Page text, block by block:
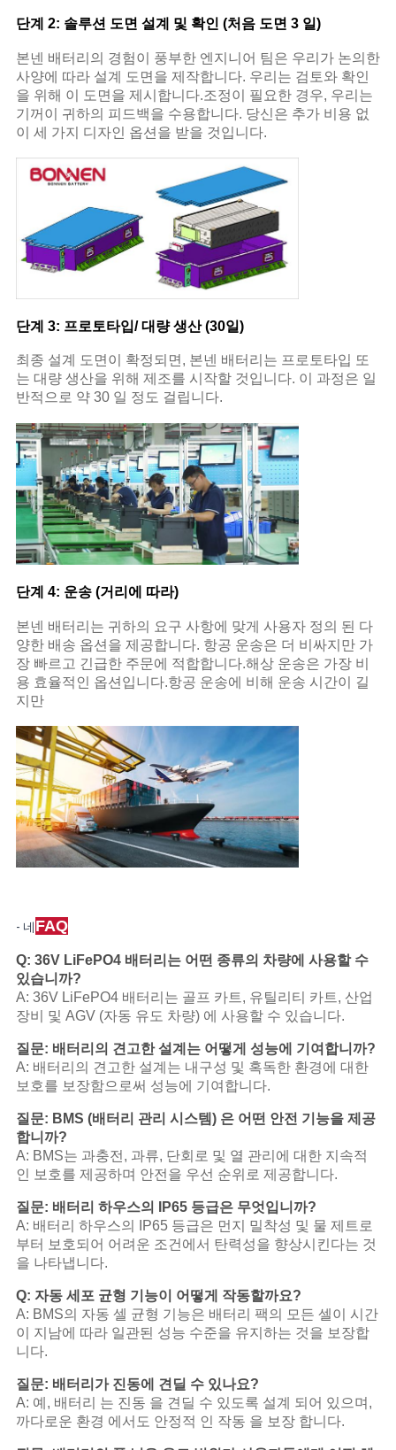
단계 2: 솔루션 도면 설계 및 확인 (처음 도면 3 일)
본넨 배터리의 경험이 풍부한 엔지니어 팀은 우리가 논의한
사양에 따라 설계 도면을 제작합니다. 우리는 검토와 확인
을 위해 이 도면을 제시합니다.조정이 필요한 경우, 우리는
기꺼이 귀하의 피드백을 수용합니다. 당신은 추가 비용 없
이 세 가지 디자인 옵션을 받을 것입니다.
단계 3: 프로토타입/ 대량 생산 (30일)
최종 설계 도면이 확정되면, 본넨 배터리는 프로토타입 또
는 대량 생산을 위해 제조를 시작할 것입니다. 이 과정은 일
반적으로 약 30 일 정도 걸립니다.
단계 4: 운송 (거리에 따라)
본넨 배터리는 귀하의 요구 사항에 맞게 사용자 정의 된 다
양한 배송 옵션을 제공합니다. 항공 운송은 더 비싸지만 가
장 빠르고 긴급한 주문에 적합합니다.해상 운송은 가장 비
용 효율적인 옵션입니다.항공 운송에 비해 운송 시간이 길
지만
- 네FAQ
Q: 36V LiFePO4 배터리는 어떤 종류의 차량에 사용할 수
있습니까?
A: 36V LiFePO4 배터리는 골프 카트, 유틸리티 카트, 산업
장비 및 AGV (자동 유도 차량) 에 사용할 수 있습니다.
질문: 배터리의 견고한 설계는 어떻게 성능에 기여합니까?
A: 배터리의 견고한 설계는 내구성 및 혹독한 환경에 대한
보호를 보장함으로써 성능에 기여합니다.
질문: BMS (배터리 관리 시스템) 은 어떤 안전 기능을 제공
합니까?
A: BMS는 과충전, 과류, 단회로 및 열 관리에 대한 지속적
인 보호를 제공하며 안전을 우선 순위로 제공합니다.
질문: 배터리 하우스의 IP65 등급은 무엇입니까?
A: 배터리 하우스의 IP65 등급은 먼지 밀착성 및 물 제트로
부터 보호되어 어려운 조건에서 탄력성을 향상시킨다는 것
을 나타냅니다.
Q: 자동 세포 균형 기능이 어떻게 작동할까요?
A: BMS의 자동 셀 균형 기능은 배터리 팩의 모든 셀이 시간
이 지남에 따라 일관된 성능 수준을 유지하는 것을 보장합
니다.
질문: 배터리가 진동에 견딜 수 있나요?
A: 예, 배터리 는 진동 을 견딜 수 있도록 설계 되어 있으며,
까다로운 환경 에서도 안정적 인 작동 을 보장 합니다.